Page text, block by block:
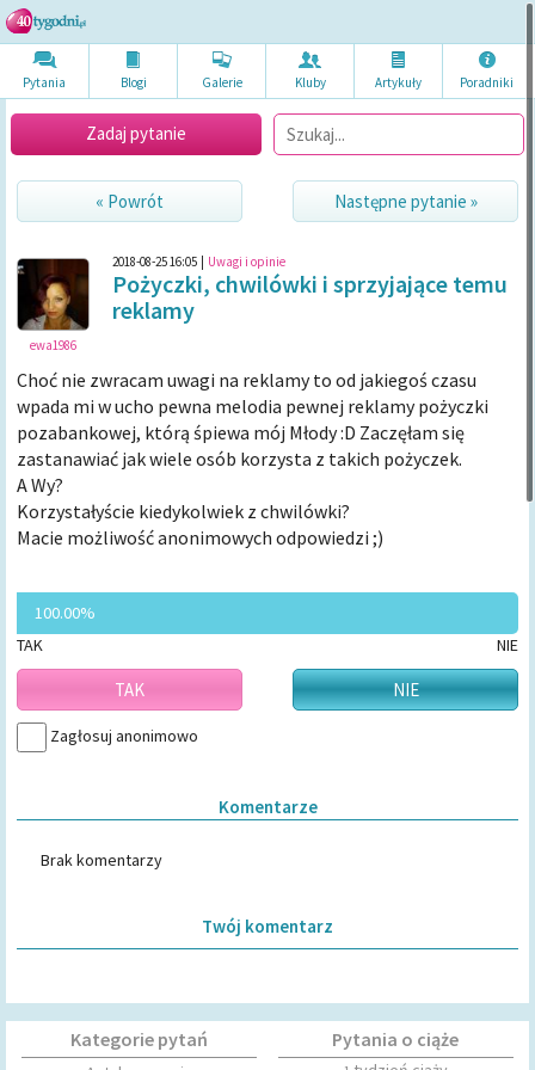
Pytania Blogi Galerie Kluby Artykuły Poradniki
Zadaj pytanie
« Powrót Następne pytanie »
ewa1986
2018-08-25 16:05 Uwagi i opinie
Pożyczki, chwilówki i sprzyjające temu
reklamy
Choć nie zwracam uwagi na reklamy to od jakiegoś czasu
wpada mi w ucho pewna melodia pewnej reklamy pożyczki
pozabankowej, którą śpiewa mój Młody :D Zaczęłam się
zastanawiać jak wiele osób korzysta z takich pożyczek.
A Wy?
Korzystałyście kiedykolwiek z chwilówki?
Macie możliwość anonimowych odpowiedzi ;)
0.00%
TAK
100.00%
NIE
TAK NIE
Zagłosuj anonimowo
Komentarze
Brak komentarzy
Twój komentarz
Kategorie pytań Pytania o ciąże